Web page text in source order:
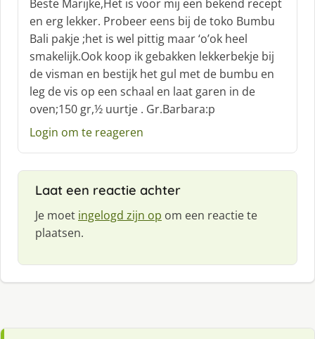
h
r
e
e
f
:
Beste Marijke,Het is voor mij een bekend recept
en erg lekker. Probeer eens bij de toko Bumbu
Bali pakje ;het is wel pittig maar ‘o’ok heel
smakelijk.Ook koop ik gebakken lekkerbekje bij
de visman en bestijk het gul met de bumbu en
leg de vis op een schaal en laat garen in de
oven;150 gr,½ uurtje . Gr.Barbara:p
Login om te reageren
Laat een reactie achter
Je moet ingelogd zijn op om een reactie te
plaatsen.